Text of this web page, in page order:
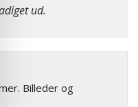
ud.
Billeder og